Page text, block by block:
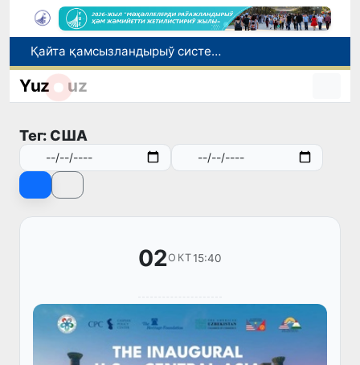
Қайта қамсызландырыў системасы тез раўажланып атырған Өзбекстан экономикасы ушын не береди?
Ташкент аўыр атлетика бойынша Азия чемпионатына таярланбақта
Елимиз дөретиўшилери өз кәсиби ҳәм мийнети менен мақтанады
Yuz uz
Тег: США
02ОКТ15:40